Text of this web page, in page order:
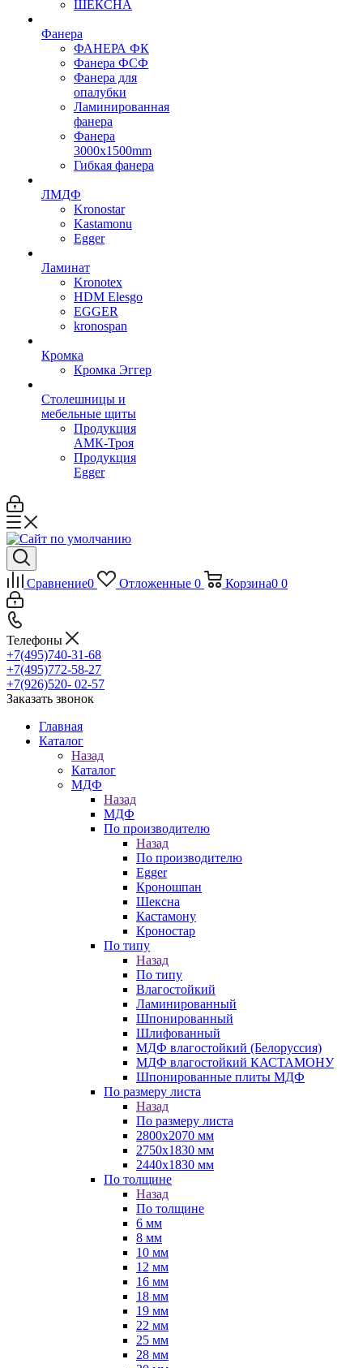
ШЕКСНА
Фанера
ФАНЕРА ФК
Фанера ФСФ
Фанера для
опалубки
Ламинированная
фанера
Фанера
3000х1500mm
Гибкая фанера
ЛМДФ
Kronostar
Kastamonu
Egger
Ламинат
Kronotex
HDM Elesgo
EGGER
kronospan
Кромка
Кромка Эггер
Столешницы и
мебельные щиты
Продукция
АМК-Троя
Продукция
Egger
Сравнение0 Отложенные 0 Корзина0 0
Телефоны
+7(495)740-31-68
+7(495)772-58-27
+7(926)520- 02-57
Заказать звонок
Главная
Каталог
Назад
Каталог
МДФ
Назад
МДФ
По производителю
Назад
По производителю
Egger
Кроношпан
Шексна
Кастамону
Кроностар
По типу
Назад
По типу
Влагостойкий
Ламинированный
Шпонированный
Шлифованный
МДФ влагостойкий (Белоруссия)
МДФ влагостойкий КАСТАМОНУ
Шпонированные плиты МДФ
По размеру листа
Назад
По размеру листа
2800х2070 мм
2750х1830 мм
2440х1830 мм
По толщине
Назад
По толщине
6 мм
8 мм
10 мм
12 мм
16 мм
18 мм
19 мм
22 мм
25 мм
28 мм